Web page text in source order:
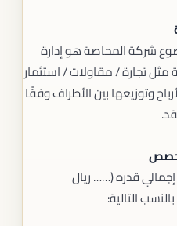
شركة المحاصة هو إدارة
مثل تجارة / مقاولات / استثمار
وتوزيعها بين الأطراف وفقًا
قدره (…… ريال
التالية: